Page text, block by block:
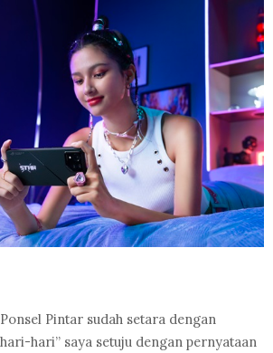
Pintar sudah setara dengan
hari” saya setuju dengan pernyataan